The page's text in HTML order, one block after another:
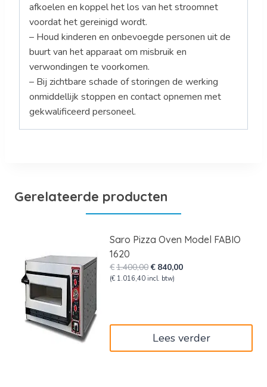
afkoelen en koppel het los van het stroomnet
voordat het gereinigd wordt.
– Houd kinderen en onbevoegde personen uit de
buurt van het apparaat om misbruik en
verwondingen te voorkomen.
– Bij zichtbare schade of storingen de werking
onmiddellijk stoppen en contact opnemen met
gekwalificeerd personeel.
Gerelateerde producten
Saro Pizza Oven Model FABIO
1620
€1.400,00Oorspronkelijke
prijs
€ 840,00Huidige
(€ 1.016,40 incl. btw)
Lees verder